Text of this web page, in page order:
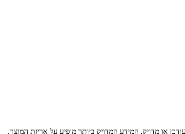
או מדויק. המידע המדויק ביותר מופיע על אריזת המוצר.